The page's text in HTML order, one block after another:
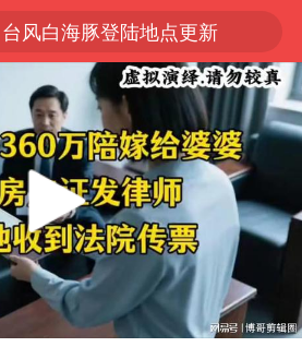
台风白海豚登陆地点更新
以“新”破局 首发经济点亮城市消费活力
台风白海豚进入48小时警戒线
中方回应是否在太平洋海底开采稀土
看守所辅警收受10万获刑1年
宇树科技发行价格150.80元/股
宇树科技王兴兴身家有望超200亿元
31:18